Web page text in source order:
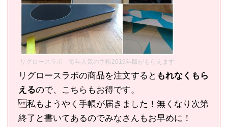
リグロースラボ 毎年人気の手帳2019年版がもらえます
リグロースラボの商品を注文すると もれなくもら
えるので、こちらもお得です。
私もようやく手帳が届きました！無くなり次第
終了と書いてあるのでみなさんもお早めに！